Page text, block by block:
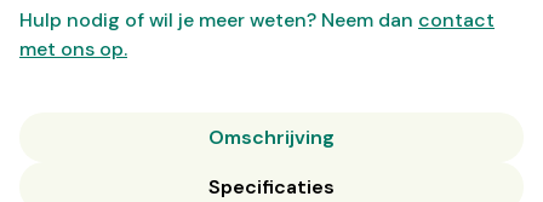
Hulp nodig of wil je meer weten? Neem dan contact
met ons op.
Omschrijving
Specificaties